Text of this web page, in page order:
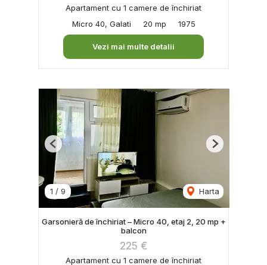
Apartament cu 1 camere de închiriat
Micro 40, Galati
20 mp 1975
Vezi mai multe detalii
1 / 9 Harta
Previous Next
Garsonieră de închiriat – Micro 40, etaj 2, 20 mp +
balcon
225 €
Apartament cu 1 camere de închiriat